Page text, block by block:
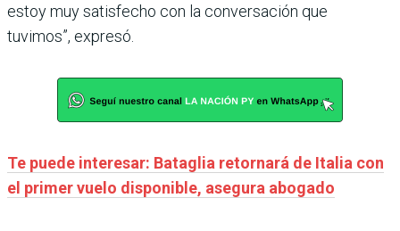
estoy muy satisfecho con la conversación que
tuvimos”, expresó.
Te puede interesar: Bataglia retornará de Italia con
el primer vuelo disponible, asegura abogado